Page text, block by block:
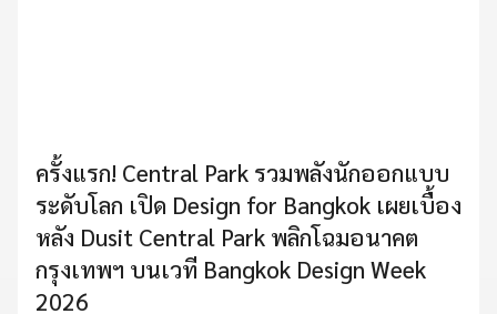
ครั้งแรก! Central Park รวมพลังนักออกแบบ
ระดับโลก เปิด Design for Bangkok เผยเบื้อง
หลัง Dusit Central Park พลิกโฉมอนาคต
กรุงเทพฯ บนเวที Bangkok Design Week
2026